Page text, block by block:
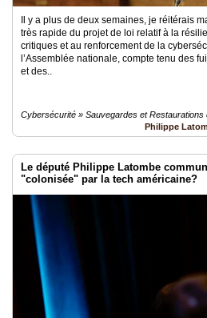
Il y a plus de deux semaines, je réitérais
très rapide du projet de loi relatif à la
critiques et au renforcement de la
l’Assemblée nationale, compte tenu des
et des..
Cybersécurité » Sauvegardes et Restaurations
Philippe
Le député Philippe Latombe
"colonisée" par la tech américaine?